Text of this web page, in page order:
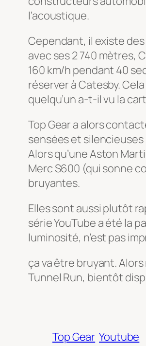
l’acoustique.
Cependant, il existe
avec ses 2 740 mètres,
160 km/h pendant 40
réserver à Catesby.
quelqu’un a-t-il vu la
Top Gear a alors
sensées et silencieuses
Alors qu’une Aston
Merc S600 (qui sonne
bruyantes.
Elles sont aussi plutôt
série YouTube a été la
luminosité, n’est pas
ça va être bruyant.
Tunnel Run, bientôt
Top Gear Youtube